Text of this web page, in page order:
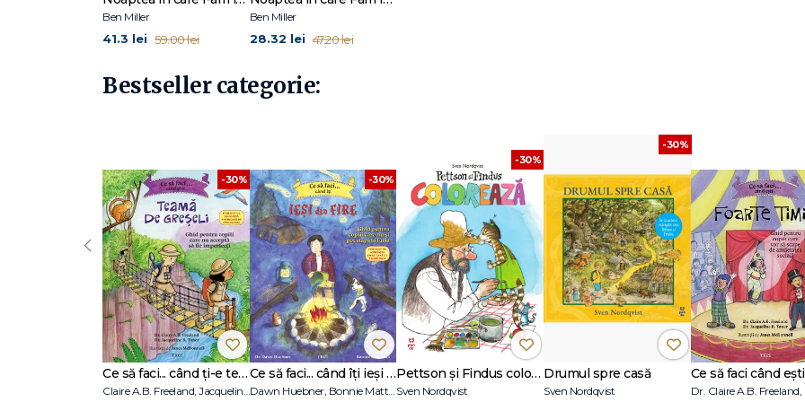
Ben Miller
41.3 lei 59.00 lei
Ben Miller
28.32 lei 47.20 lei
Bestseller categorie:
-30%
Ce să faci... când ți-e teamă de greșeli. Ghid pentru copiii care nu acceptă să fie imperfecți
Claire A.B. Freeland, Jacqueline B. Toner, Janet McDonnell
-30%
Ce să faci... când îţi ieşi din fire. Ghid pentru copiii care nu-şi pot stăpâni furia
Dawn Huebner, Bonnie Matthews
-30%
Pettson și Findus colorează
Sven Nordqvist
-30%
Drumul spre casă
Sven Nordqvist
‹